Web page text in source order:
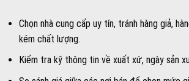
Chọn nhà cung cấp uy tín, tránh hàng giả,
kém chất lượng.
Kiểm tra kỹ thông tin về xuất xứ, ngày sản